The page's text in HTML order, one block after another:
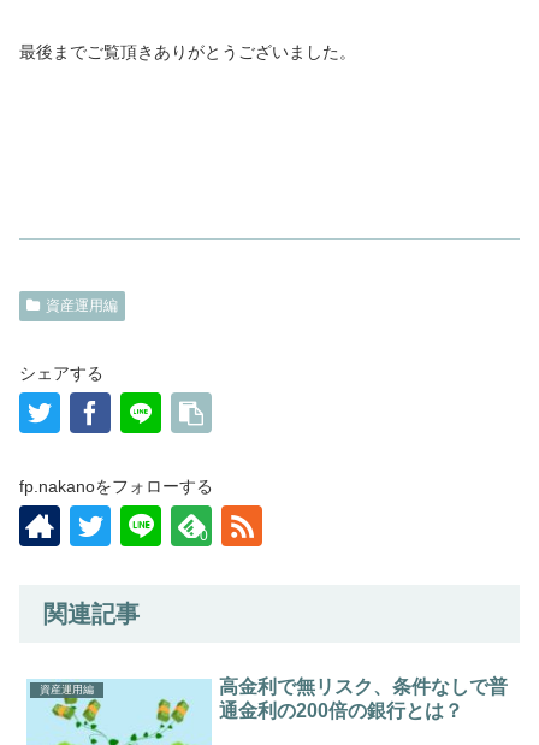
最後までご覧頂きありがとうございました。
資産運用編
シェアする
fp.nakanoをフォローする
0
関連記事
資産運用編
高金利で無リスク、条件なしで普
通金利の200倍の銀行とは？